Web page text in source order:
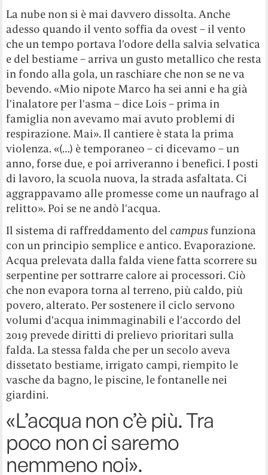
La nube non si è mai davvero dissolta. Anche
adesso quando il vento soffia da ovest – il vento
che un tempo portava l’odore della salvia selvatica
e del bestiame – arriva un gusto metallico che resta
in fondo alla gola, un raschiare che non se ne va
bevendo. «Mio nipote Marco ha sei anni e ha già
l’inalatore per l’asma – dice Lois – prima in
famiglia non avevamo mai avuto problemi di
respirazione. Mai». Il cantiere è stata la prima
violenza. «(…) è temporaneo – ci dicevamo – un
anno, forse due, e poi arriveranno i benefici. I posti
di lavoro, la scuola nuova, la strada asfaltata. Ci
aggrappavamo alle promesse come un naufrago al
relitto». Poi se ne andò l’acqua.
Il sistema di raffreddamento del campusfunziona
con un principio semplice e antico. Evaporazione.
Acqua prelevata dalla falda viene fatta scorrere su
serpentine per sottrarre calore ai processori. Ciò
che non evapora torna al terreno, più caldo, più
povero, alterato. Per sostenere il ciclo servono
volumi d’acqua inimmaginabili e l’accordo del
2019 prevede diritti di prelievo prioritari sulla
falda. La stessa falda che per un secolo aveva
dissetato bestiame, irrigato campi, riempito le
vasche da bagno, le piscine, le fontanelle nei
giardini.
«L’acqua non c’è più. Tra
poco non ci saremo
nemmeno noi».